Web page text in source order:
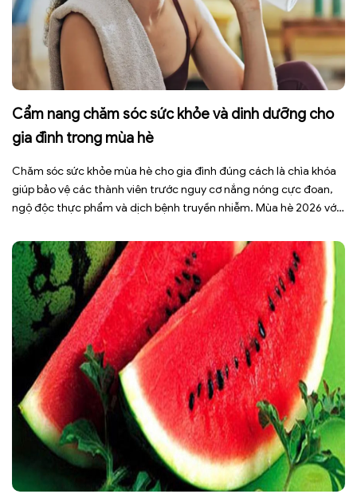
Cẩm nang chăm sóc sức khỏe và dinh dưỡng cho
gia đình trong mùa hè
Chăm sóc sức khỏe mùa hè cho gia đình đúng cách là chìa khóa
giúp bảo vệ các thành viên trước nguy cơ nắng nóng cực đoan,
ngộ độc thực phẩm và dịch bệnh truyền nhiễm. Mùa hè 2026 với
sức […]